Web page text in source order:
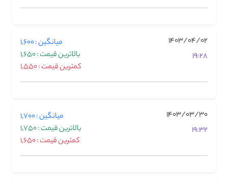
1403/04/02
19:28
میانگین : 1,600
بالاترین قیمت : 1,650
کمترین قیمت : 1,550
1403/03/30
19:32
میانگین : 1,700
بالاترین قیمت : 1,750
کمترین قیمت : 1,650